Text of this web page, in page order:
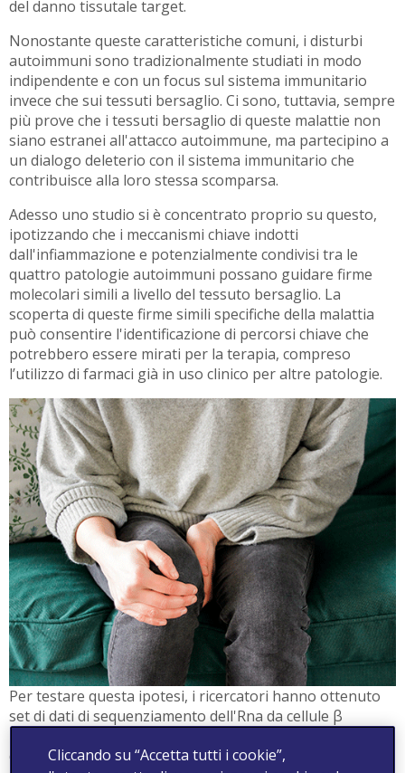
del danno tissutale target.
Nonostante queste caratteristiche comuni, i disturbi
autoimmuni sono tradizionalmente studiati in modo
indipendente e con un focus sul sistema immunitario
invece che sui tessuti bersaglio. Ci sono, tuttavia, sempre
più prove che i tessuti bersaglio di queste malattie non
siano estranei all'attacco autoimmune, ma partecipino a
un dialogo deleterio con il sistema immunitario che
contribuisce alla loro stessa scomparsa.
Adesso uno studio si è concentrato proprio su questo,
ipotizzando che i meccanismi chiave indotti
dall'infiammazione e potenzialmente condivisi tra le
quattro patologie autoimmuni possano guidare firme
molecolari simili a livello del tessuto bersaglio. La
scoperta di queste firme simili specifiche della malattia
può consentire l'identificazione di percorsi chiave che
potrebbero essere mirati per la terapia, compreso
l’utilizzo di farmaci già in uso clinico per altre patologie.
Per testare questa ipotesi, i ricercatori hanno ottenuto
set di dati di sequenziamento dell'Rna da cellule β
da diabete di tipo 1, da cellule renali provenienti da
Cliccando su “Accetta tutti i cookie”,